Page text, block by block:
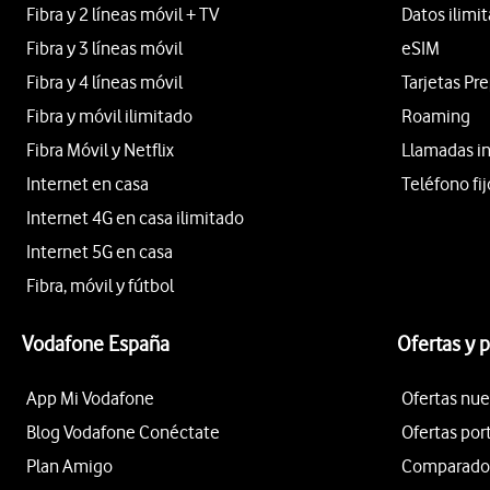
Fibra y 2 líneas móvil + TV
Fibra y 3 líneas móvil
Fibra y 4 líneas móvil
Fibra y móvil ilimitado
Fibra Móvil y Netflix
Internet en casa
Internet 4G en casa ilimitado
Internet 5G en casa
Fibra, móvil y fútbol
Datos
eSIM
Tarjetas
Roaming
Llamadas
Teléfono
Vodafone España
App Mi Vodafone
Blog Vodafone Conéctate
Plan Amigo
Ofertas y
Ofertas
Ofertas